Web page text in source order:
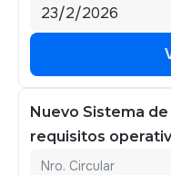
23/2/2026
Nuevo Sistema
requisitos
Nro. Circular